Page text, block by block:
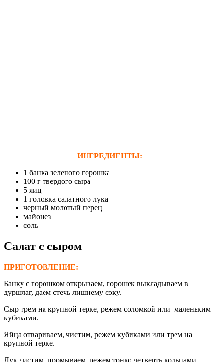
ИНГРЕДИЕНТЫ:
1 банка зеленого горошка
100 г твердого сыра
5 яиц
1 головка салатного лука
черный молотый перец
майонез
соль
Салат с сыром
ПРИГОТОВЛЕНИЕ:
Банку с горошком открываем, горошек выкладываем в
дуршлаг, даем стечь лишнему соку.
Сыр трем на крупной терке, режем соломкой или маленьким
кубиками.
Яйца отвариваем, чистим, режем кубиками или трем на
крупной терке.
Лук чистим, промываем, режем тонко четверть кольцами.